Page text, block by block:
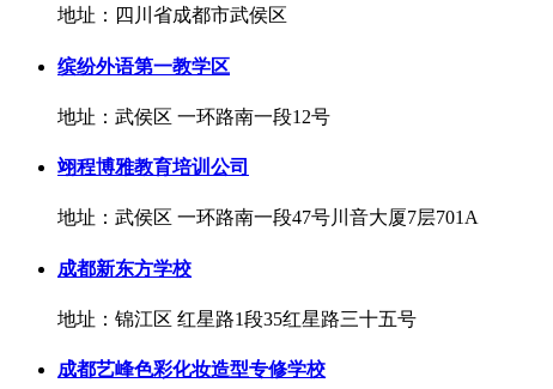
地址：四川省成都市武侯区
缤纷外语第一教学区
地址：武侯区 一环路南一段12号
翊程博雅教育培训公司
地址：武侯区 一环路南一段47号川音大厦7层701A
成都新东方学校
地址：锦江区 红星路1段35红星路三十五号
成都艺峰色彩化妆造型专修学校